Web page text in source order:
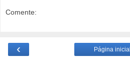
Comente:
‹ Página inicial